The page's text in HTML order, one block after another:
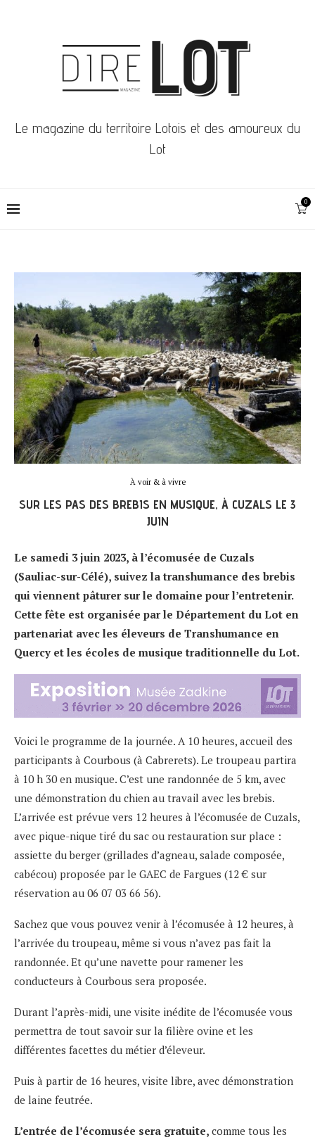
Le magazine du territoire Lotois et des amoureux du
Lot
0
À voir & à vivre
SUR LES PAS DES BREBIS EN MUSIQUE, À CUZALS LE 3
JUIN
Le samedi 3 juin 2023, à l’écomusée de Cuzals
(Sauliac-sur-Célé), suivez la transhumance des brebis
qui viennent pâturer sur le domaine pour l’entretenir.
Cette fête est organisée par le Département du Lot en
partenariat avec les éleveurs de Transhumance en
Quercy et les écoles de musique traditionnelle du Lot.
Voici le programme de la journée. A 10 heures, accueil des
participants à Courbous (à Cabrerets). Le troupeau partira
à 10 h 30 en musique. C’est une randonnée de 5 km, avec
une démonstration du chien au travail avec les brebis.
L’arrivée est prévue vers 12 heures à l’écomusée de Cuzals,
avec pique-nique tiré du sac ou restauration sur place :
assiette du berger (grillades d’agneau, salade composée,
cabécou) proposée par le GAEC de Fargues (12 € sur
réservation au 06 07 03 66 56).
Sachez que vous pouvez venir à l’écomusée à 12 heures, à
l’arrivée du troupeau, même si vous n’avez pas fait la
randonnée. Et qu’une navette pour ramener les
conducteurs à Courbous sera proposée.
Durant l’après-midi, une visite inédite de l’écomusée vous
permettra de tout savoir sur la filière ovine et les
différentes facettes du métier d’éleveur.
Puis à partir de 16 heures, visite libre, avec démonstration
de laine feutrée.
L’entrée de l’écomusée sera gratuite, comme tous les